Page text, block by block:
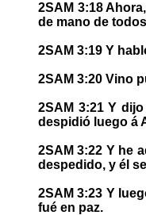
2SAM 3:18
de mano de
2SAM 3:19 Y
2SAM 3:20 Vino
2SAM 3:21 Y
despidió luego á
2SAM 3:22 Y he
despedido, y él
2SAM 3:23 Y
fué en paz.